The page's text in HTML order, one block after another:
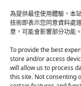
為提供最佳使用體驗，本
技術即表示您同意資料處
意，可能會影響部分功能。
To provide the best
store and/or access
will allow us to process
this site. Not consenting
熱帶魚·2026-06-22
之前看到網路上有人
真…
於『強風吹拂』